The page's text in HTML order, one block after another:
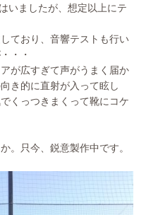
いましたが、想定以上にテ
ており、音響テストも行い
・・
が広すぎて声がうまく届か
き的に直射が入って眩し
くっつきまくって靴にコケ
。只今、鋭意製作中です。